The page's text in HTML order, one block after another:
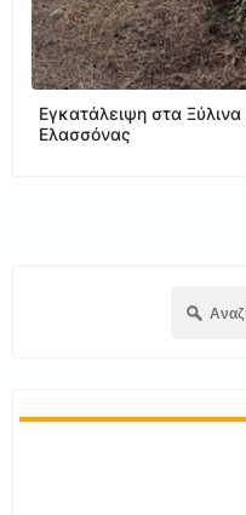
Εγκατάλειψη στα
Ελασσόνας